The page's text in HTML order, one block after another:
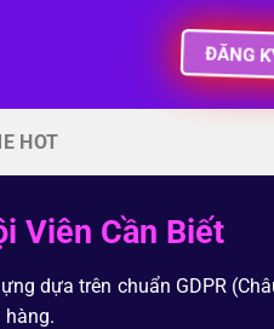
ĐĂNG
HOT
Viên Cần Biết
dựa trên chuẩn GDPR
hàng.